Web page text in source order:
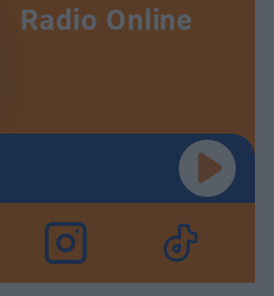
Radio Online